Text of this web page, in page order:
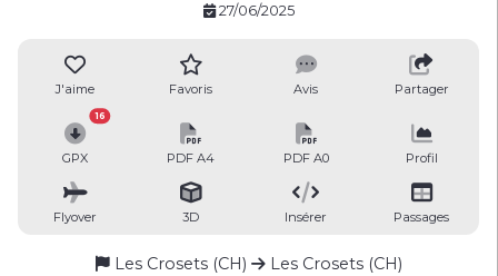
27/06/2025
J'aime Favoris Avis Partager
GPX
16
PDF A4 PDF A0 Profil
Flyover 3D Insérer Passages
Les Crosets (CH) Les Crosets (CH)